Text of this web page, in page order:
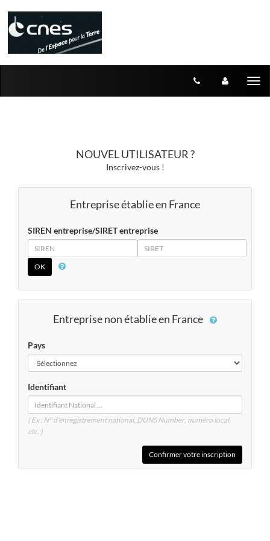
NOUVEL UTILISATEUR ?
Inscrivez-vous !
Entreprise établie en France
SIREN entreprise/SIRET entreprise
SIREN
SIRET
Entreprise non établie en France
Pays
Identifiant
( Ex : N° d'enregistrement national, DUNSNumber, numéro local,
etc. )